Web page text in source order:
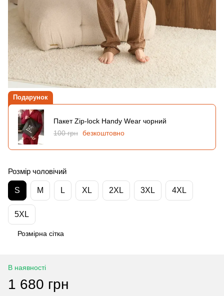
Подарунок
Пакет Zip-lock Handy Wear чорний
100 грн безкоштовно
Розмір чоловічий
S M L XL 2XL 3XL 4XL
5XL
Розмірна сітка
В наявності
1 680 грн